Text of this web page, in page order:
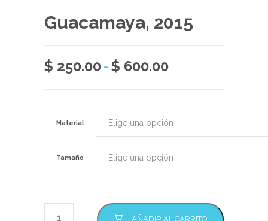
Guacamaya, 2015
$ 250.00-$ 600.00Rango
desde
$ 250.00
hasta
$ 600.00
Material
Tamaño
AÑADIR AL CARRITO